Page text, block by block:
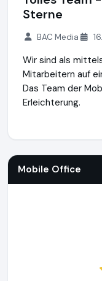
Sterne
BAC Media
Wir sind als
Mitarbeitern auf
Das Team der
Erleichterung.
Mobile Office